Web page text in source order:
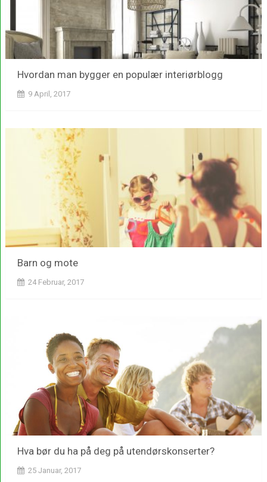
Hvordan man bygger en populær interiørblogg
9 April, 2017
Barn og mote
24 Februar, 2017
Hva bør du ha på deg på utendørskonserter?
25 Januar, 2017